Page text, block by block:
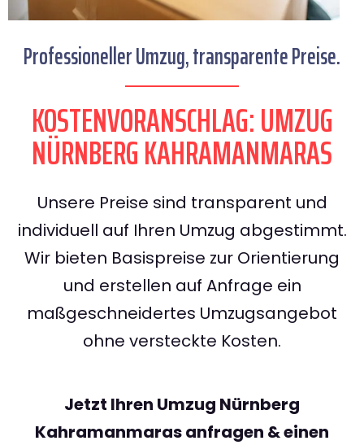
Professioneller Umzug, transparente Preise.
KOSTENVORANSCHLAG: UMZUG
NÜRNBERG KAHRAMANMARAS
Unsere Preise sind transparent und
individuell auf Ihren Umzug abgestimmt.
Wir bieten Basispreise zur Orientierung
und erstellen auf Anfrage ein
maßgeschneidertes Umzugsangebot
ohne versteckte Kosten.
Jetzt Ihren Umzug Nürnberg
Kahramanmaras anfragen & einen